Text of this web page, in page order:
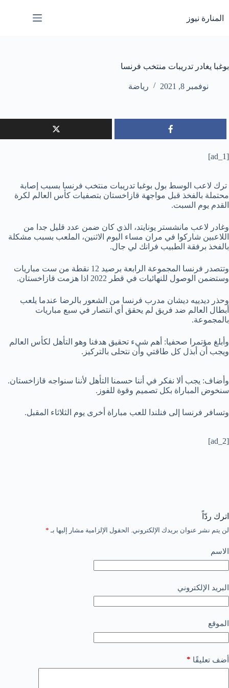
إلى
المحتوى
المنارة نيوز
بوغبا يغادر تدريبات منتخب فرنسا
نوفمبر 8, 2021 رياضة
[ad_1]
‭ ‬ترك لاعب الوسط بول بوغبا تدريبات منتخب فرنسا بسبب إصابة
محتملة بالفخذ قبل مواجهة قازاخستان بتصفيات كأس العالم لكرة
القدم يوم السبت.
وغادر لاعب مانشستر يونايتد، الذي كان ضمن عدد قليل جدا من
اللاعبين شاركوا في مران مساء اليوم الاثنين، الملعب بسبب مشكلة
بالفخذ برفقة الطبيب فرانك لي جال.
وتتصدر فرنسا المجموعة الرابعة برصيد 12 نقطة من ست مباريات
وستضمن الوصول للنهائيات في قطر 2022 اذا هزمت قازاخستان.
وحذر ديدييه ديشان مدرب فرنسا من الشعور بالرضا عندما يلعب
أبطال العالم ضد فريق لم يحقق أي انتصار في سبع مباريات
بالمجموعة.
وأبلغ مؤتمرا صحفيا: أهم شيء تحقيق هدفنا وهو التأهل لكأس العالم
ويجب أن أبذل كل طاقتي وأن نتحلى بالتركيز.
وأضاف: يجب ألا نفكر في أننا حسمنا التأهل لأننا سنواجه قازاخستان.
سنخوض المباراة بكل تصميم وقوة للفوز.
وتسافر فرنسا إلى فنلندا للعب مباراة أخرى يوم الثلاثاء المقبل.
[ad_2]
اترك ردّاً
لن يتم نشر عنوان بريدك الإلكتروني. الحقول الإلزامية مشار إليها بـ *
الاسم
البريد الإلكتروني
الموقع
أضف تعليقًا *